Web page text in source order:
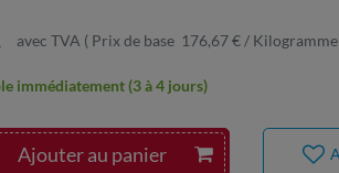
avec TVA ( Prix de base 176,67 € /
Ajouter au panier
immédiatement (3 à 4 jours)